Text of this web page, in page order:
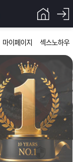
마이페이지 섹스노하우